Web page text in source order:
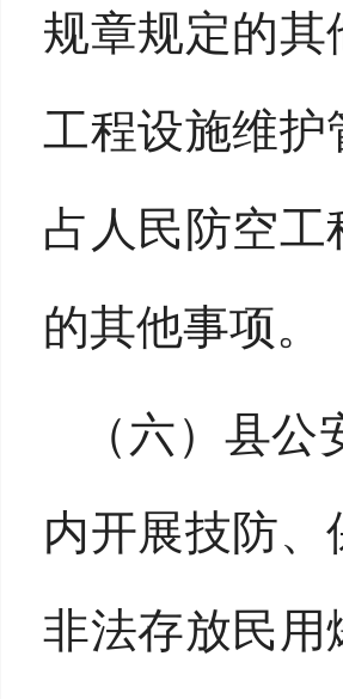
规章规定的
工程设施维护
占人民防空
的其他事项。
（六）县公
内开展技防
非法存放民用